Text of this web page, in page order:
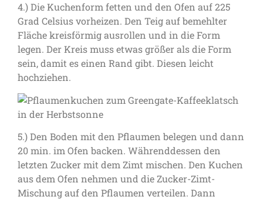
4.) Die Kuchenform fetten und den Ofen auf 225
Grad Celsius vorheizen. Den Teig auf bemehlter
Fläche kreisförmig ausrollen und in die Form
legen. Der Kreis muss etwas größer als die Form
sein, damit es einen Rand gibt. Diesen leicht
hochziehen.
5.) Den Boden mit den Pflaumen belegen und dann
20 min. im Ofen backen. Währenddessen den
letzten Zucker mit dem Zimt mischen. Den Kuchen
aus dem Ofen nehmen und die Zucker-Zimt-
Mischung auf den Pflaumen verteilen. Dann